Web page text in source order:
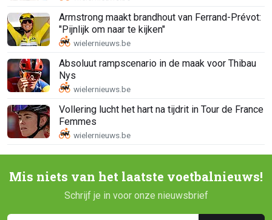
Armstrong maakt brandhout van Ferrand-Prévot:
"Pijnlijk om naar te kijken"
Absoluut rampscenario in de maak voor Thibau
Nys
Vollering lucht het hart na tijdrit in Tour de France
Femmes
Mis niets van het laatste voetbalnieuws!
Schrijf je in voor onze nieuwsbrief